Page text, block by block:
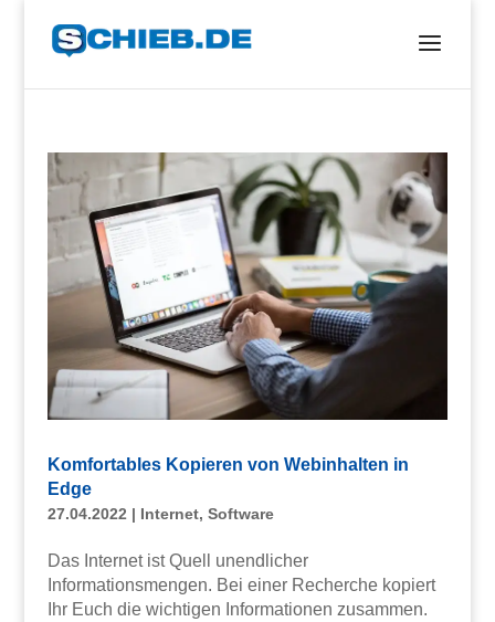
Komfortables Kopieren von Webinhalten in
Edge
27.04.2022 | Internet, Software
Das Internet ist Quell unendlicher
Informationsmengen. Bei einer Recherche kopiert
Ihr Euch die wichtigen Informationen zusammen.